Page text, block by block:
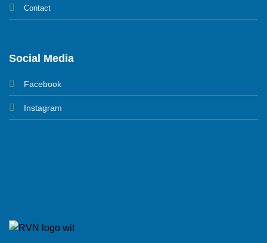
Contact
Social Media
Facebook
Instagram